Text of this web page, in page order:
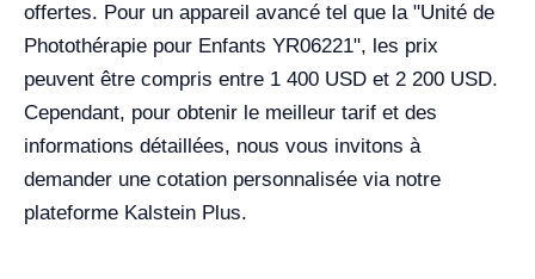
offertes. Pour un appareil avancé tel que la "Unité de
Photothérapie pour Enfants YR06221", les prix
peuvent être compris entre 1 400 USD et 2 200 USD.
Cependant, pour obtenir le meilleur tarif et des
informations détaillées, nous vous invitons à
demander une cotation personnalisée via notre
plateforme Kalstein Plus.